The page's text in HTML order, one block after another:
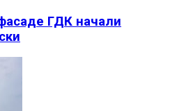
ГДК начали